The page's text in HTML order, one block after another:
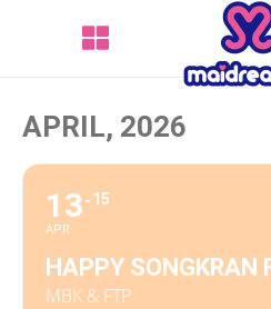
APRIL, 2026
13
APR
15
HAPPY SONGKRAN
MBK & FTP